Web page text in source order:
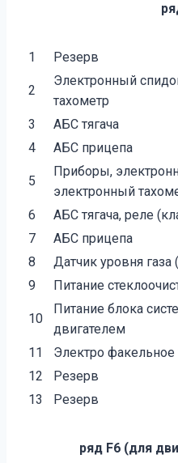
1 Резерв
2
Электронный
тахометр
3
АБС тягача
4
АБС прицепа
5
Приборы,
электронный
6
АБС тягача, реле
7
АБС прицепа
8
Датчик уровня
9
Питание
10
Питание блока
двигателем
11
Электро факельное
12
Резерв
13
Резерв
ряд F6 (для